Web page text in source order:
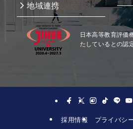
地域連携
日本高等教育評価
たしているとの認
採用情報 プライバシ